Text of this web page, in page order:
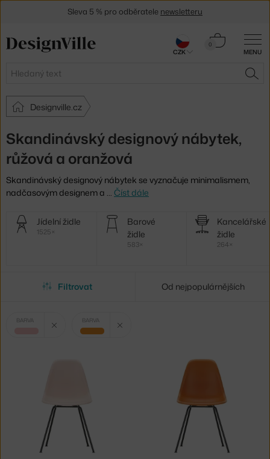
MENU
Hledat
0
Košík
Designville.cz
Skandinávský designový nábytek,
růžová a oranžová
Skandinávský designový nábytek se vyznačuje minimalismem,
nadčasovým designem a … Číst dále
Další
kategorie
Jídelní židle
1525×
Barové
židle
583×
Kancelářské
židle
264×
Filtrovat Od nejpopulárnějších
Vybrané
BARVA BARVA
oranžová
Sleva 5 % pro odběratele newsletteru
CZK